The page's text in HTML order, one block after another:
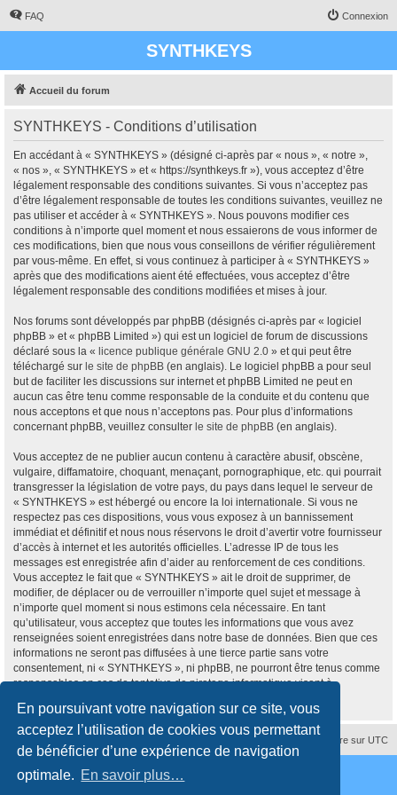
En poursuivant votre navigation sur ce site, vous
acceptez l’utilisation de cookies vous permettant
de bénéficier d’une expérience de navigation
optimale. En savoir plus…
FAQ Connexion
SYNTHKEYS
Accueil du forum
SYNTHKEYS - Conditions d’utilisation
En accédant à « SYNTHKEYS » (désigné ci-après par « nous », « notre »,
« nos », « SYNTHKEYS » et « https://synthkeys.fr »), vous acceptez d’être
légalement responsable des conditions suivantes. Si vous n’acceptez pas
d’être légalement responsable de toutes les conditions suivantes, veuillez ne
pas utiliser et accéder à « SYNTHKEYS ». Nous pouvons modifier ces
conditions à n’importe quel moment et nous essaierons de vous informer de
ces modifications, bien que nous vous conseillons de vérifier régulièrement
par vous-même. En effet, si vous continuez à participer à « SYNTHKEYS »
après que des modifications aient été effectuées, vous acceptez d’être
légalement responsable des conditions modifiées et mises à jour.
Nos forums sont développés par phpBB (désignés ci-après par « logiciel
phpBB » et « phpBB Limited ») qui est un logiciel de forum de discussions
déclaré sous la « licence publique générale GNU 2.0 » et qui peut être
téléchargé sur le site de phpBB (en anglais). Le logiciel phpBB a pour seul
but de faciliter les discussions sur internet et phpBB Limited ne peut en
aucun cas être tenu comme responsable de la conduite et du contenu que
nous acceptons et que nous n’acceptons pas. Pour plus d’informations
concernant phpBB, veuillez consulter le site de phpBB (en anglais).
Vous acceptez de ne publier aucun contenu à caractère abusif, obscène,
vulgaire, diffamatoire, choquant, menaçant, pornographique, etc. qui pourrait
transgresser la législation de votre pays, du pays dans lequel le serveur de
« SYNTHKEYS » est hébergé ou encore la loi internationale. Si vous ne
respectez pas ces dispositions, vous vous exposez à un bannissement
immédiat et définitif et nous nous réservons le droit d’avertir votre fournisseur
d’accès à internet et les autorités officielles. L’adresse IP de tous les
messages est enregistrée afin d’aider au renforcement de ces conditions.
Vous acceptez le fait que « SYNTHKEYS » ait le droit de supprimer, de
modifier, de déplacer ou de verrouiller n’importe quel sujet et message à
n’importe quel moment si nous estimons cela nécessaire. En tant
qu’utilisateur, vous acceptez que toutes les informations que vous avez
renseignées soient enregistrées dans notre base de données. Bien que ces
informations ne seront pas diffusées à une tierce partie sans votre
consentement, ni « SYNTHKEYS », ni phpBB, ne pourront être tenus comme
responsables en cas de tentative de piratage informatique visant à
Fuseau horaire sur UTC
Supprimer les cookies
Développé par phpBB
® Forum Software © phpBB Limited
Traduction française officielle©Qiaeru